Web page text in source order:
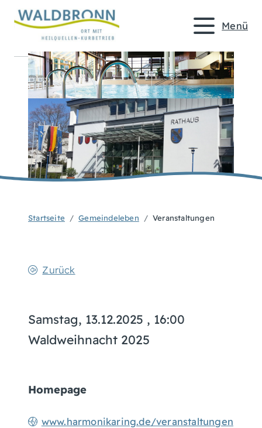
Menü
Startseite Gemeindeleben Veranstaltungen
Zurück
Samstag, 13.12.2025 , 16:00
Waldweihnacht 2025
Homepage
www.harmonikaring.de/veranstaltungen